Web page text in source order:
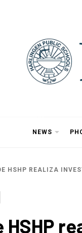
NEWS
HSHP REALIZA
HSHP